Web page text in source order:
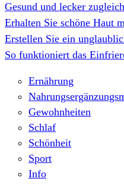
Gesund und lecker zugleich
Erhalten Sie schöne Haut
Erstellen Sie ein
So funktioniert das
Ernährung
Gewohnheiten
Schlaf
Schönheit
Sport
Info